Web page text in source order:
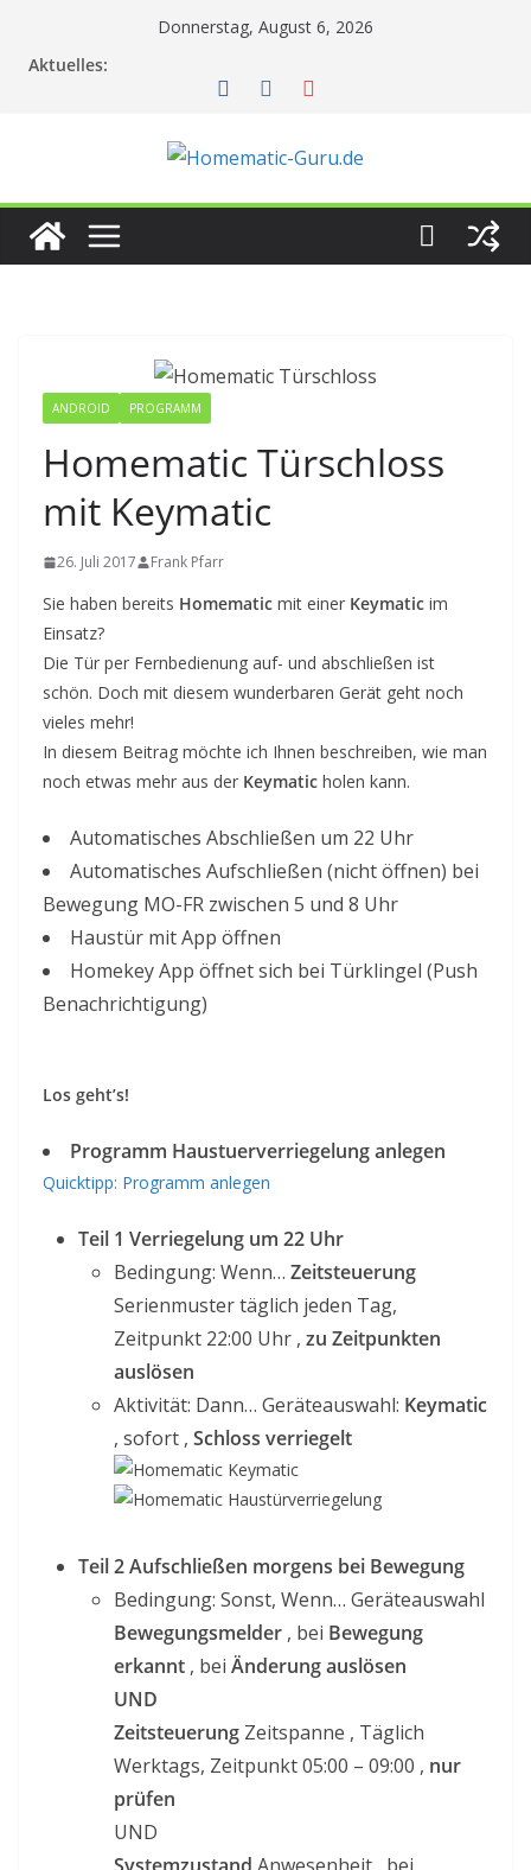
Donnerstag, August 6, 2026
Aktuelles:
ANDROID PROGRAMM
Homematic Türschloss
mit Keymatic
26. Juli 2017 Frank Pfarr
Sie haben bereits Homematic mit einer Keymatic im
Einsatz?
Die Tür per Fernbedienung auf- und abschließen ist
schön. Doch mit diesem wunderbaren Gerät geht noch
vieles mehr!
In diesem Beitrag möchte ich Ihnen beschreiben, wie man
noch etwas mehr aus der Keymatic holen kann.
Automatisches Abschließen um 22 Uhr
Automatisches Aufschließen (nicht öffnen) bei
Bewegung MO-FR zwischen 5 und 8 Uhr
Haustür mit App öffnen
Homekey App öffnet sich bei Türklingel (Push
Benachrichtigung)
Los geht’s!
Programm Haustuerverriegelung anlegen
Quicktipp: Programm anlegen
Teil 1 Verriegelung um 22 Uhr
Bedingung: Wenn… Zeitsteuerung
Serienmuster täglich jeden Tag,
Zeitpunkt 22:00 Uhr , zu Zeitpunkten
auslösen
Aktivität: Dann… Geräteauswahl: Keymatic
, sofort , Schloss verriegelt
Teil 2 Aufschließen morgens bei Bewegung
Bedingung: Sonst, Wenn… Geräteauswahl
Bewegungsmelder , bei Bewegung
erkannt , bei Änderung auslösen
UND
Zeitsteuerung Zeitspanne , Täglich
Werktags, Zeitpunkt 05:00 – 09:00 , nur
prüfen
UND